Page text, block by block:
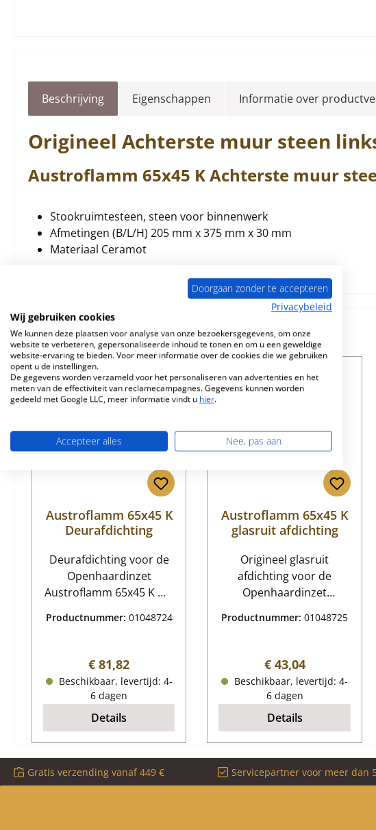
Beschrijving Eigenschappen Informatie over
Origineel Achterste muur steen
Austroflamm 65x45 KAchterste muur
Stookruimtesteen, steen voor binnenwerk
Afmetingen (B/L/H) 205 mm x 375 mm x 30 mm
Materiaal Ceramot
Vergelijkbare producten
Productgalerij overslaan
Nog 9 op voorraad!
Austroflamm 65x45 K
Deurafdichting
Deurafdichting voor de
Openhaardinzet
Austroflamm 65x45 K Wij
brandwerende lijm aan,
vergemakkelijken door
een selectieve
toepassing. We bieden
ook extra bindmiddelen
aan die rafelen
voorkomen.
Austroflamm 65x45 K
Deurafdichting
Kerngegevens: pakking
Productnummer: 01048724
Normale prijs:
€ 81,82
Beschikbaar, levertijd: 4-
6 dagen
Details
Nog 2 op voorraad!
Austroflamm 65x45 K
glasruit afdichting
Origineel glasruit
afdichting voor de
Openhaardinzet
Austroflamm 65x45 K
Kerngegevens:
glasafdichting, dichting
glas Platte pakking
Afmetingen (B/H) 10 mm
x 5 mm Lengte 3,00 m
zelfklevend
Productnummer:01048725
Normale prijs:
€ 43,04
Beschikbaar, levertijd: 4-
6 dagen
Details
Gratis verzending vanaf 449 € Servicepartner voor meer dan
Doorgaan zonder te accepteren
Privacybeleid
Wij gebruiken cookies
We kunnen deze plaatsen voor analyse van onze bezoekersgegevens, om onze
website te verbeteren, gepersonaliseerde inhoud te tonen en om u een geweldige
website-ervaring te bieden. Voor meer informatie over de cookies die we gebruiken
opent u de instellingen.
De gegevens worden verzameld voor het personaliseren van advertenties en het
meten van de effectiviteit van reclamecampagnes. Gegevens kunnen worden
gedeeld met Google LLC, meer informatie vindt u hier.
Accepteer alles Nee, pas aan